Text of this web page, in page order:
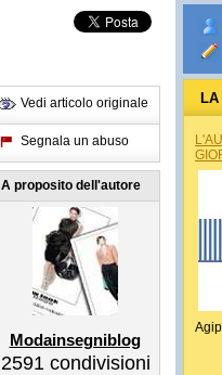
Vedi articolo originale
Segnala un abuso
A proposito dell'autore
Modainsegniblog
2591 condivisioni